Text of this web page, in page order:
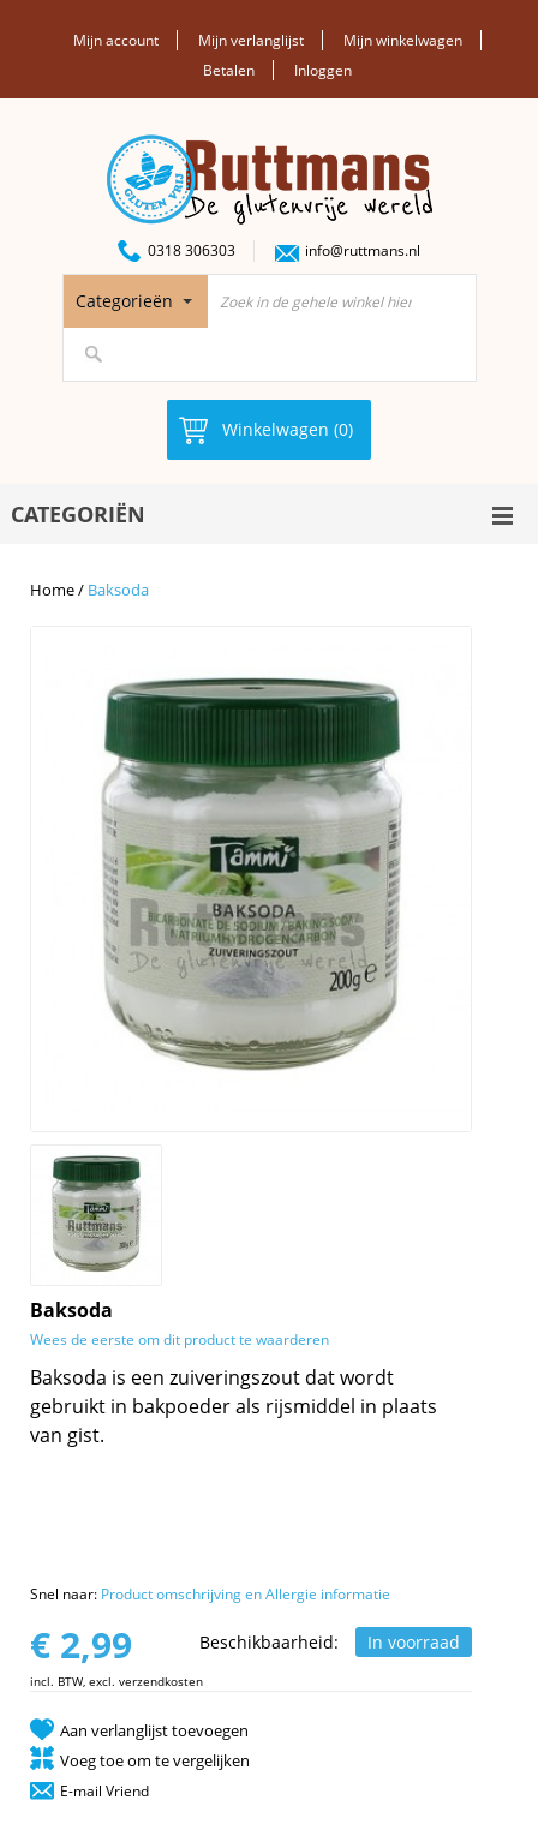
Mijn account Mijn verlanglijst
Mijn winkelwagen
Betalen
Inloggen
0318 306303 info@ruttmans.nl
Categorieën
Winkelwagen (0)
CATEGORIËN
Home/ Baksoda
Baksoda
Wees de eerste om dit product te waarderen
Baksoda is een zuiveringszout dat wordt
gebruikt in bakpoeder als rijsmiddel in plaats
van gist.
Snel naar: Product omschrijving en Allergie informatie
Beschikbaarheid: In voorraad
€ 2,99
incl. BTW, excl. verzendkosten
Aan verlanglijst toevoegen
Voeg toe om te vergelijken
E-mail Vriend